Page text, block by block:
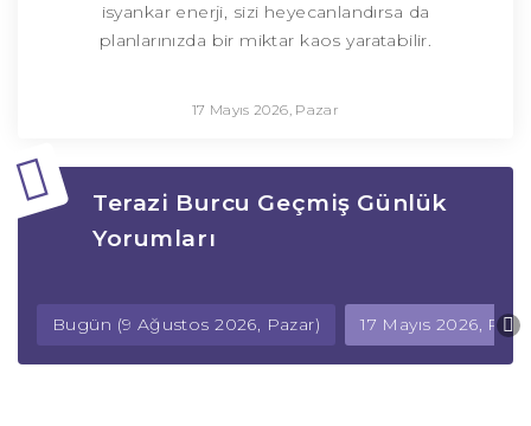
isyankar enerji, sizi heyecanlandırsa da
planlarınızda bir miktar kaos yaratabilir.
17 Mayıs 2026, Pazar
Terazi Burcu Geçmiş Günlük
Yorumları
Bugün (9 Ağustos 2026, Pazar) 17 Mayıs 2026,